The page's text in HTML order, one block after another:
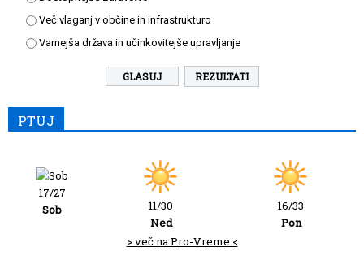
Več vlaganj v občine in infrastrukturo
Varnejša država in učinkovitejše upravljanje
REZULTATI
PTUJ
17/27
Sob
11/30
Ned
16/33
Pon
> več na Pro-Vreme <